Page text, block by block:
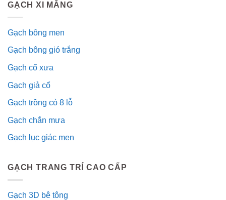
GẠCH XI MĂNG
Gạch bông men
Gạch bông gió trắng
Gạch cổ xưa
Gạch giả cổ
Gạch trồng cỏ 8 lỗ
Gạch chắn mưa
Gạch lục giác men
GẠCH TRANG TRÍ CAO CẤP
Gạch 3D bê tông